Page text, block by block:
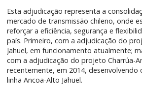
Esta adjudicação representa a
mercado de transmissão chileno, onde
reforçar a eficiência, segurança e
país. Primeiro, com a adjudicação do
Jahuel, em funcionamento atualmente;
com a adjudicação do projeto Charrúa-
recentemente, em 2014, desenvolvendo
linha Ancoa-Alto Jahuel.